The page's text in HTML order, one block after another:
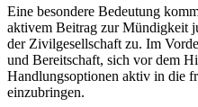
Eine besondere Bedeutung
aktivem Beitrag zur Mündigkeit
der Zivilgesellschaft zu. Im
und Bereitschaft, sich vor dem
Handlungsoptionen aktiv in die
einzubringen.